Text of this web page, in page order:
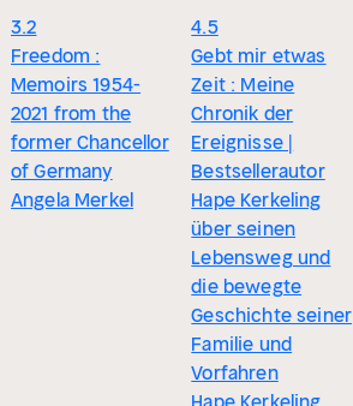
3.2
Freedom :
Memoirs 1954-
2021 from the
former Chancellor
of Germany
Angela Merkel
4.5
Gebt mir etwas
Zeit : Meine
Chronik der
Ereignisse |
Bestsellerautor
Hape Kerkeling
über seinen
Lebensweg und
die bewegte
Geschichte seiner
Familie und
Vorfahren